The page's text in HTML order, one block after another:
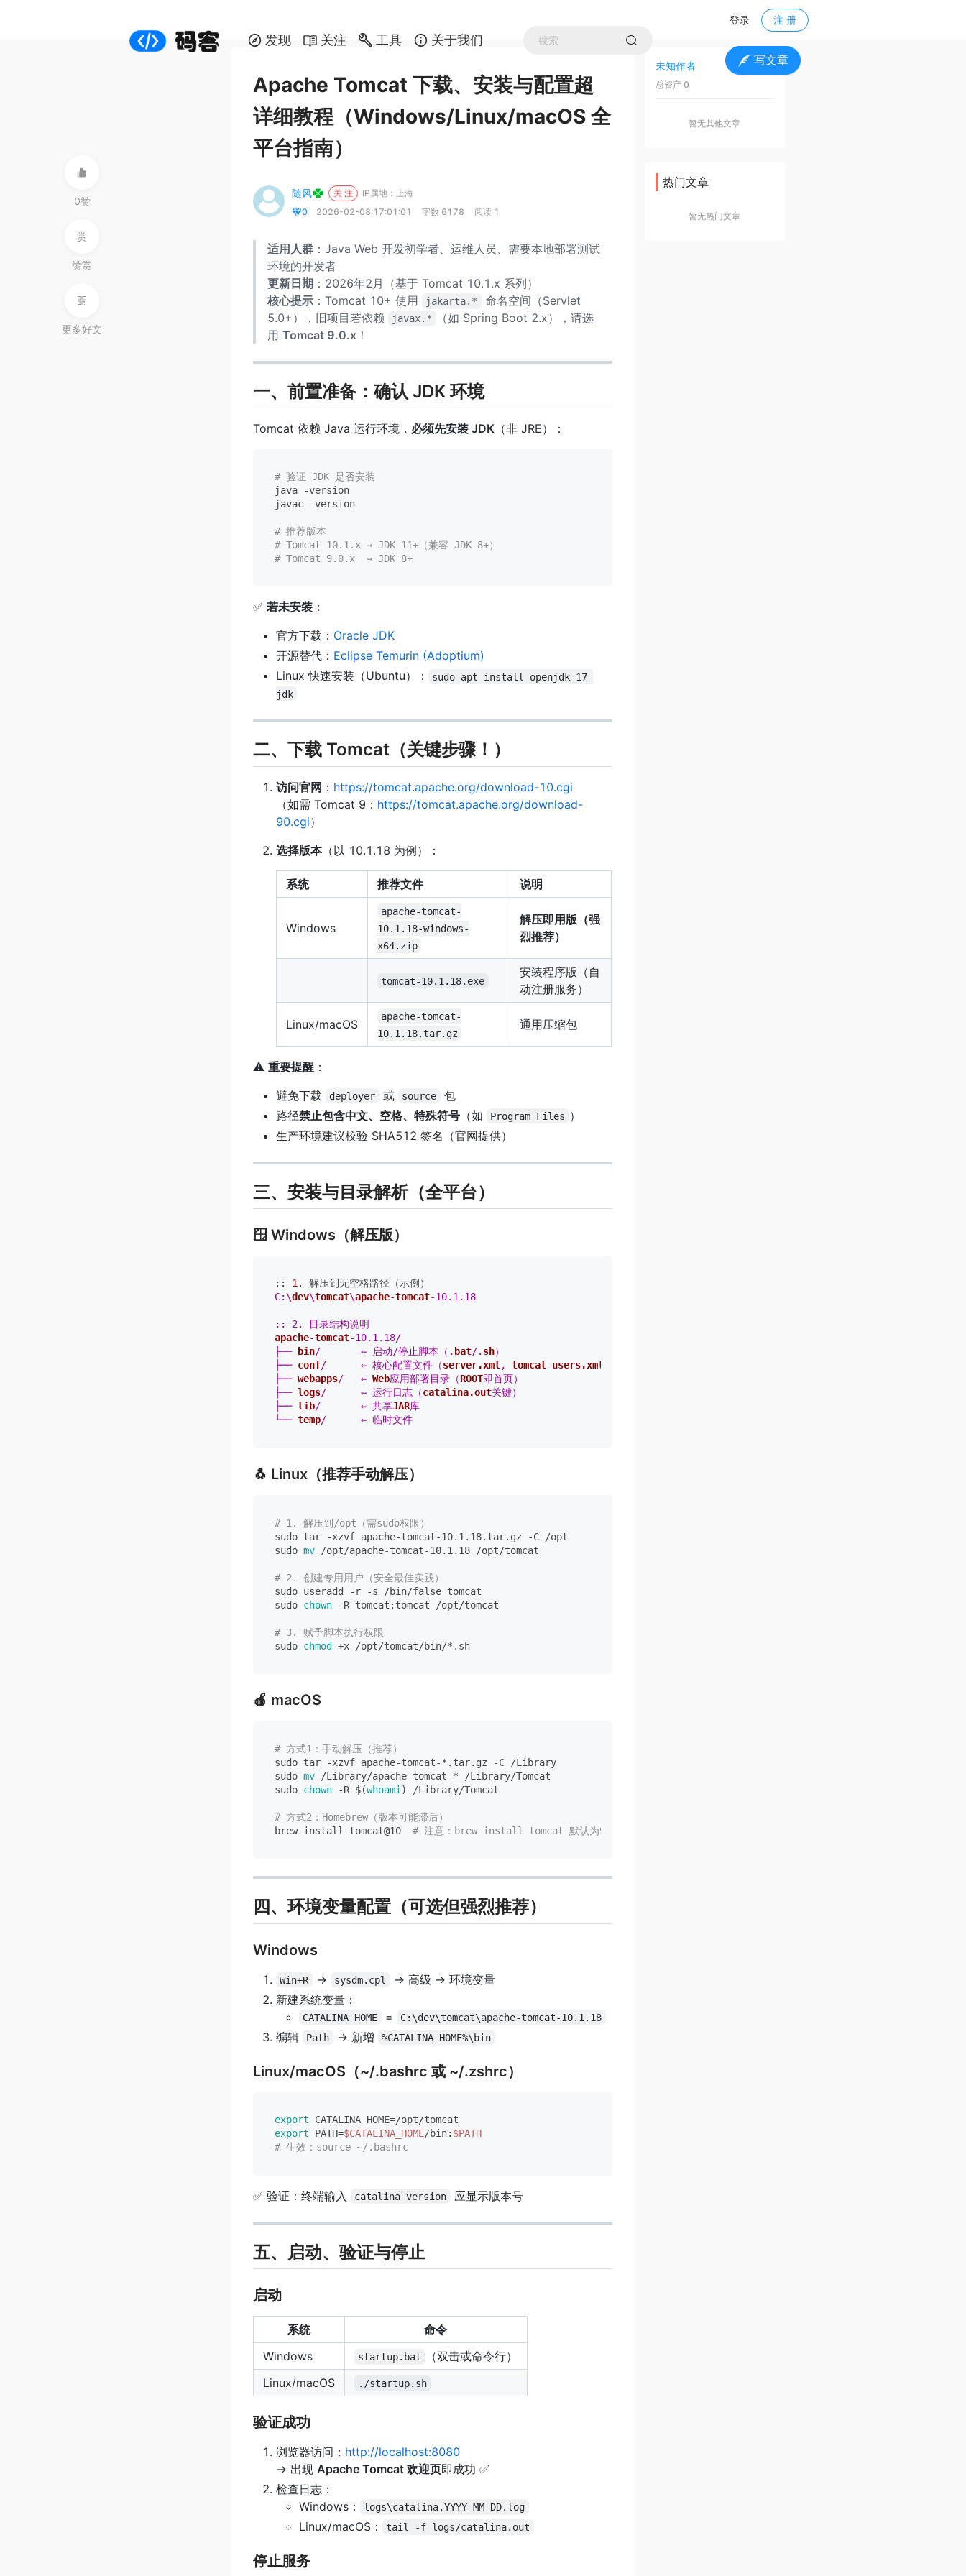
发现 关注 工具 关于我们
登录 注 册
写文章
0赞
赏
赞赏
更多好文
Apache Tomcat 下载、安装与配置超
详细教程（Windows/Linux/macOS 全
平台指南）
随风 关 注
IP属地：上海
0
2026-02-08:17:01:01 字数 6178 阅读 1
适用人群：Java Web 开发初学者、运维人员、需要本地部署测试
环境的开发者
更新日期 ：2026年2月（基于 Tomcat 10.1.x 系列）
核心提示：Tomcat 10+ 使用 jakarta.*
命名空间（Servlet
5.0+），旧项目若依赖
javax.*
（如 Spring Boot 2.x），请选
用 Tomcat 9.0.x！
一、前置准备：确认 JDK 环境
Tomcat 依赖 Java 运行环境， 必须先安装 JDK（非 JRE）：
# 验证 JDK 是否安装
java -version
javac -version
# 推荐版本
# Tomcat 10.1.x → JDK 11+（兼容 JDK 8+）
# Tomcat 9.0.x  → JDK 8+
✅ 若未安装：
官方下载： Oracle JDK
开源替代： Eclipse Temurin (Adoptium)
Linux 快速安装（Ubuntu）：
sudo apt install openjdk-17-
jdk
二、下载 Tomcat（关键步骤！）
访问官网 ： https://tomcat.apache.org/download-10.cgi
（如需 Tomcat 9： https://tomcat.apache.org/download-
90.cgi）
选择版本（以 10.1.18 为例）：
系统 推荐文件 说明
Windows
apache-tomcat-
10.1.18-windows-
x64.zip
解压即用版（强
烈推荐）
tomcat-10.1.18.exe
安装程序版（自
动注册服务）
Linux/macOS
apache-tomcat-
10.1.18.tar.gz
通用压缩包
⚠️ 重要提醒：
避免下载
deployer 或 source
包
路径禁止包含中文、空格、特殊符号（如 Program Files ）
生产环境建议校验 SHA512 签名（官网提供）
三、安装与目录解析（全平台）
🪟 Windows（解压版）
:: 1
C:\dev\tomcat\apache-tomcat-10.1.18
apache-tomcat-10.1.18/
├──
bin/       ← 启动/停止脚本（. bat/. sh）
├── conf/      ← 核心配置文件（server.xml, tomcat-users.xml
├── webapps/   ← Web应用部署目录（ROOT即首页）
├── logs/      ← 运行日志（catalina.out关键）
├── lib/       ← 共享JAR库
└── temp /      ← 临时文件
🐧 Linux（推荐手动解压）
# 1. 解压到/opt（需sudo权限）
sudo tar -xzvf apache-tomcat-10.1.18.tar.gz -C /opt
sudo mv /opt/apache-tomcat-10.1.18 /opt/tomcat
# 2. 创建专用用户（安全最佳实践）
sudo useradd -r -s /bin/false tomcat
sudo chown -R tomcat:tomcat /opt/tomcat
# 3. 赋予脚本执行权限
sudo chmod +x /opt/tomcat/bin/*.sh
🍎 macOS
# 方式1：手动解压（推荐）
sudo tar -xzvf apache-tomcat-*.tar.gz -C /Library
sudo mv /Library/apache-tomcat-* /Library/Tomcat
sudo chown -R $(whoami ) /Library/Tomcat
# 方式2：Homebrew（版本可能滞后）
brew install tomcat@10 # 注意：brew install tomcat 默认为9.x
四、环境变量配置（可选但强烈推荐）
Windows
Win+R → sysdm.cpl
→ 高级 → 环境变量
新建系统变量：
CATALINA_HOME = C:\dev\tomcat\apache-tomcat-10.1.18
编辑 Path → 新增 %CATALINA_HOME%\bin
Linux/macOS（~/.bashrc 或 ~/.zshrc）
export
export PATH=$CATALINA_HOME/bin: $PATH
# 生效：source ~/.bashrc
✅ 验证：终端输入 catalina version 应显示版本号
五、启动、验证与停止
启动
系统
命令
Windows
startup.bat
（双击或命令行）
Linux/macOS
./startup.sh
验证成功
浏览器访问： http://localhost:8080
→ 出现 Apache Tomcat 欢迎页即成功 ✅
检查日志：
Windows：
logs\catalina.YYYY-MM-DD.log
Linux/macOS： tail -f logs/catalina.out
停止服务
未知作者
关 注
总资产 0
暂无其他文章
热门文章
暂无热门文章